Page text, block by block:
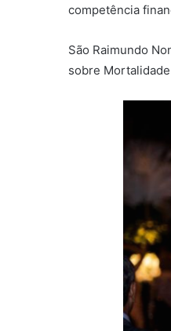
competência
São Raimundo
sobre